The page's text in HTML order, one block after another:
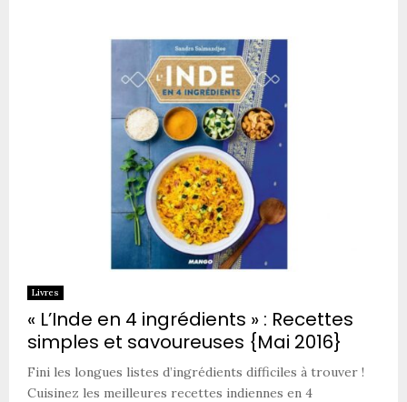
Livres
« L’Inde en 4 ingrédients » : Recettes
simples et savoureuses {Mai 2016}
Fini les longues listes d’ingrédients difficiles à trouver !
Cuisinez les meilleures recettes indiennes en 4